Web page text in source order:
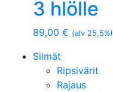
3 hlölle
89,00 € (alv 25,5%)
Silmät
Ripsivärit
Rajaus